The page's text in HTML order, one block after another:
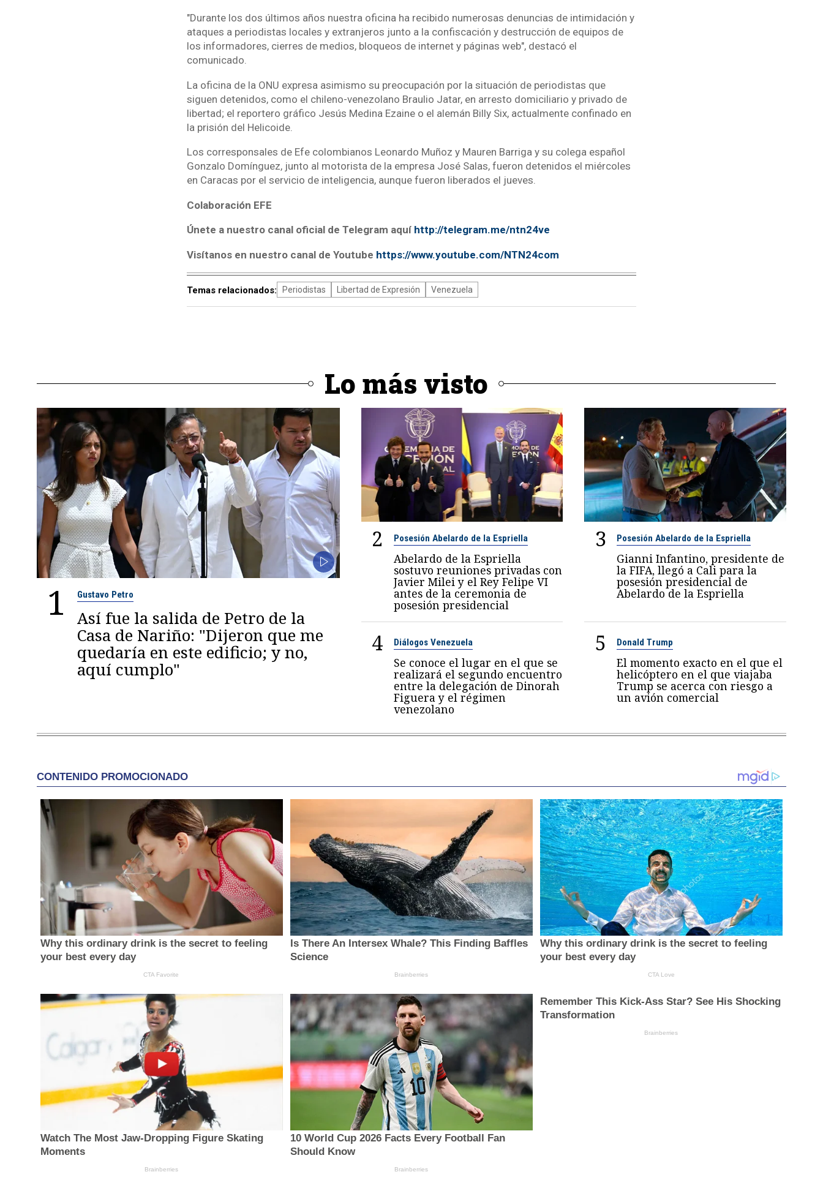
"Durante los dos últimos años nuestra oficina ha recibido numerosas denuncias de intimidación y
ataques a periodistas locales y extranjeros junto a la confiscación y destrucción de equipos de
los informadores, cierres de medios, bloqueos de internet y páginas web", destacó el
comunicado.
La oficina de la ONU expresa asimismo su preocupación por la situación de periodistas que
siguen detenidos, como el chileno-venezolano Braulio Jatar, en arresto domiciliario y privado de
libertad; el reportero gráfico Jesús Medina Ezaine o el alemán Billy Six, actualmente confinado en
la prisión del Helicoide.
Los corresponsales de Efe colombianos Leonardo Muñoz y Mauren Barriga y su colega español
Gonzalo Domínguez, junto al motorista de la empresa José Salas, fueron detenidos el miércoles
en Caracas por el servicio de inteligencia, aunque fueron liberados el jueves.
Colaboración EFE
Únete a nuestro canal oficial de Telegram aquí http://telegram.me/ntn24ve
Visítanos en nuestro canal de Youtube https://www.youtube.com/NTN24com
Temas relacionados: Periodistas Libertad de Expresión Venezuela
Lo más visto
1 Gustavo Petro
Así fue la salida de Petro de la
Casa de Nariño: "Dijeron que me
quedaría en este edificio; y no,
aquí cumplo"
2 Posesión Abelardo de la Espriella
Abelardo de la Espriella
sostuvo reuniones privadas con
Javier Milei y el Rey Felipe VI
antes de la ceremonia de
posesión presidencial
3 Posesión Abelardo de la Espriella
Gianni Infantino, presidente de
la FIFA, llegó a Cali para la
posesión presidencial de
Abelardo de la Espriella
4 Diálogos Venezuela
Se conoce el lugar en el que se
realizará el segundo encuentro
entre la delegación de Dinorah
Figuera y el régimen
venezolano
5 Donald Trump
El momento exacto en el que el
helicóptero en el que viajaba
Trump se acerca con riesgo a
un avión comercial